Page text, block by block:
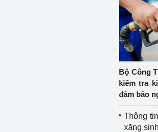
Bộ Công
kiểm tra
đảm bảo
Thông
xăng